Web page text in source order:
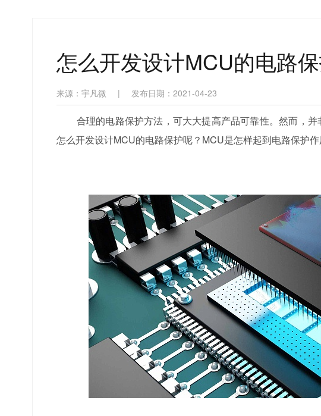
怎么开发设计MCU的电路
来源：宇凡微 | 发布日期：2021-04-23
合理的电路保护方法，可大大提高产品可靠性。然而，并
怎么开发设计MCU的电路保护呢？MCU是怎样起到电路保护作